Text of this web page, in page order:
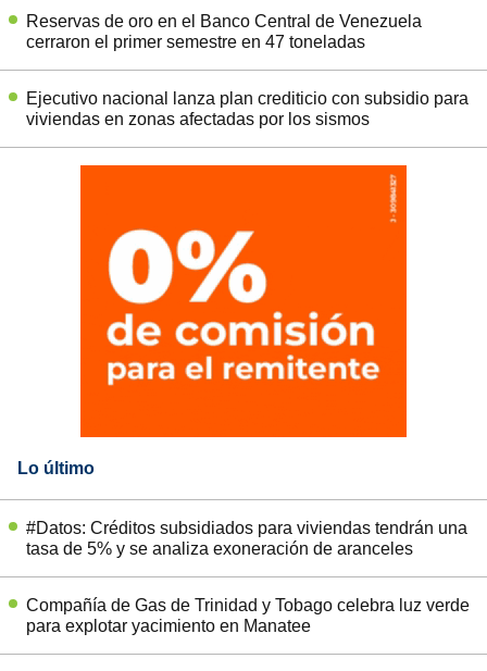
Reservas de oro en el Banco Central de Venezuela
cerraron el primer semestre en 47 toneladas
Ejecutivo nacional lanza plan crediticio con subsidio para
viviendas en zonas afectadas por los sismos
Lo último
#Datos: Créditos subsidiados para viviendas tendrán una
tasa de 5% y se analiza exoneración de aranceles
Compañía de Gas de Trinidad y Tobago celebra luz verde
para explotar yacimiento en Manatee